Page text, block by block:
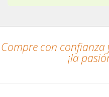
Compre con
¡la